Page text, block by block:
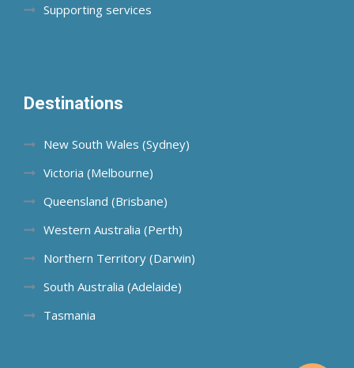
Supporting services
Destinations
New South Wales (Sydney)
Victoria (Melbourne)
Queensland (Brisbane)
Western Australia (Perth)
Northern Territory (Darwin)
South Australia (Adelaide)
Tasmania